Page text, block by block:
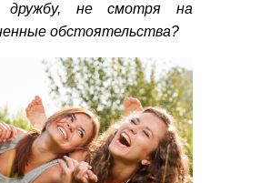
дружбу, не смотря на
обстоятельства?